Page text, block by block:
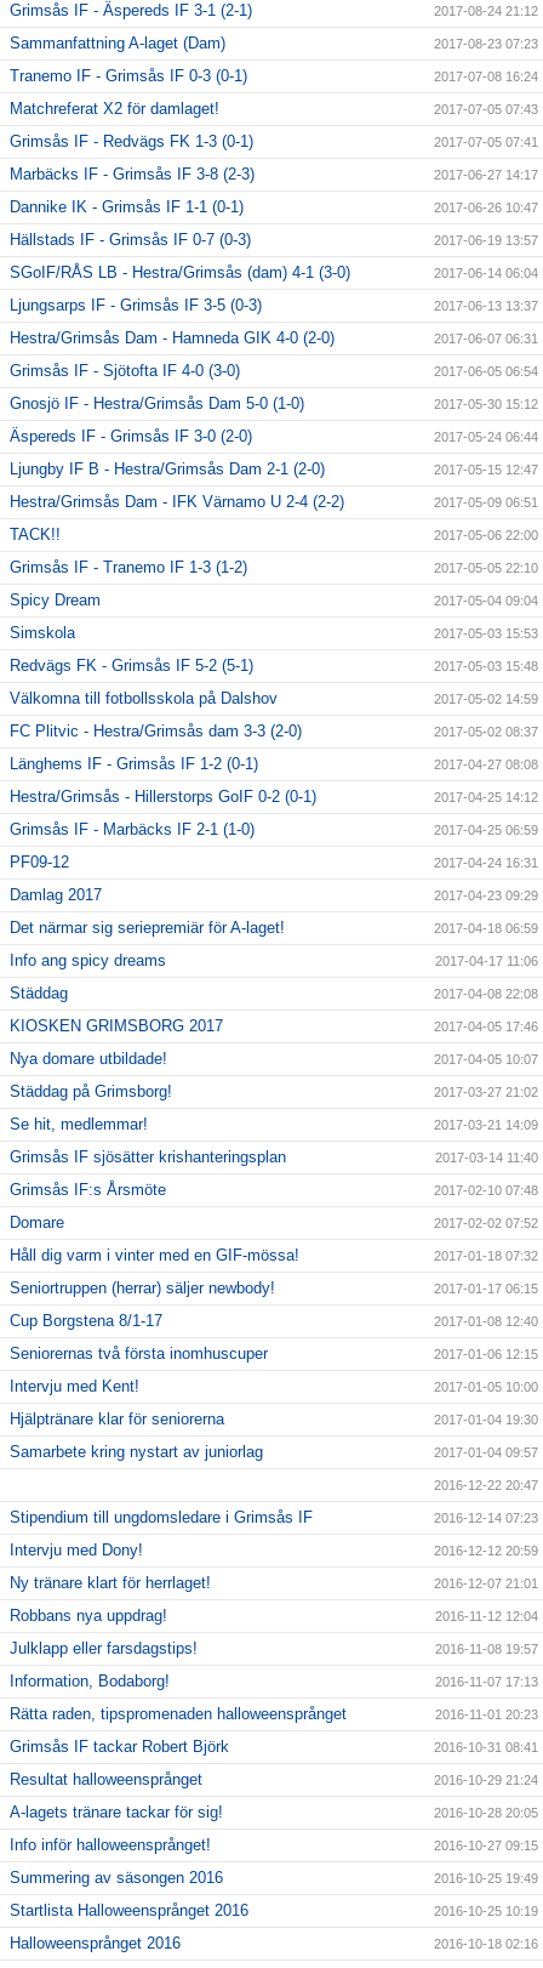
Grimsås IF - Äspereds IF 3-1 (2-1) 2017-08-24 21:12
Sammanfattning A-laget (Dam) 2017-08-23 07:23
Tranemo IF - Grimsås IF 0-3 (0-1) 2017-07-08 16:24
Matchreferat X2 för damlaget! 2017-07-05 07:43
Grimsås IF - Redvägs FK 1-3 (0-1) 2017-07-05 07:41
Marbäcks IF - Grimsås IF 3-8 (2-3) 2017-06-27 14:17
Dannike IK - Grimsås IF 1-1 (0-1) 2017-06-26 10:47
Hällstads IF - Grimsås IF 0-7 (0-3) 2017-06-19 13:57
SGoIF/RÅS LB - Hestra/Grimsås (dam) 4-1 (3-0) 2017-06-14 06:04
Ljungsarps IF - Grimsås IF 3-5 (0-3) 2017-06-13 13:37
Hestra/Grimsås Dam - Hamneda GIK 4-0 (2-0) 2017-06-07 06:31
Grimsås IF - Sjötofta IF 4-0 (3-0) 2017-06-05 06:54
Gnosjö IF - Hestra/Grimsås Dam 5-0 (1-0) 2017-05-30 15:12
Äspereds IF - Grimsås IF 3-0 (2-0) 2017-05-24 06:44
Ljungby IF B - Hestra/Grimsås Dam 2-1 (2-0) 2017-05-15 12:47
Hestra/Grimsås Dam - IFK Värnamo U 2-4 (2-2) 2017-05-09 06:51
TACK!! 2017-05-06 22:00
Grimsås IF - Tranemo IF 1-3 (1-2) 2017-05-05 22:10
Spicy Dream 2017-05-04 09:04
Simskola 2017-05-03 15:53
Redvägs FK - Grimsås IF 5-2 (5-1) 2017-05-03 15:48
Välkomna till fotbollsskola på Dalshov 2017-05-02 14:59
FC Plitvic - Hestra/Grimsås dam 3-3 (2-0) 2017-05-02 08:37
Länghems IF - Grimsås IF 1-2 (0-1) 2017-04-27 08:08
Hestra/Grimsås - Hillerstorps GoIF 0-2 (0-1) 2017-04-25 14:12
Grimsås IF - Marbäcks IF 2-1 (1-0) 2017-04-25 06:59
PF09-12 2017-04-24 16:31
Damlag 2017 2017-04-23 09:29
Det närmar sig seriepremiär för A-laget! 2017-04-18 06:59
Info ang spicy dreams 2017-04-17 11:06
Städdag 2017-04-08 22:08
KIOSKEN GRIMSBORG 2017 2017-04-05 17:46
Nya domare utbildade! 2017-04-05 10:07
Städdag på Grimsborg! 2017-03-27 21:02
Se hit, medlemmar! 2017-03-21 14:09
Grimsås IF sjösätter krishanteringsplan 2017-03-14 11:40
Grimsås IF:s Årsmöte 2017-02-10 07:48
Domare 2017-02-02 07:52
Håll dig varm i vinter med en GIF-mössa! 2017-01-18 07:32
Seniortruppen (herrar) säljer newbody! 2017-01-17 06:15
Cup Borgstena 8/1-17 2017-01-08 12:40
Seniorernas två första inomhuscuper 2017-01-06 12:15
Intervju med Kent! 2017-01-05 10:00
Hjälptränare klar för seniorerna 2017-01-04 19:30
Samarbete kring nystart av juniorlag 2017-01-04 09:57
2016-12-22 20:47
Stipendium till ungdomsledare i Grimsås IF 2016-12-14 07:23
Intervju med Dony! 2016-12-12 20:59
Ny tränare klart för herrlaget! 2016-12-07 21:01
Robbans nya uppdrag! 2016-11-12 12:04
Julklapp eller farsdagstips! 2016-11-08 19:57
Information, Bodaborg! 2016-11-07 17:13
Rätta raden, tipspromenaden halloweensprånget 2016-11-01 20:23
Grimsås IF tackar Robert Björk 2016-10-31 08:41
Resultat halloweensprånget 2016-10-29 21:24
A-lagets tränare tackar för sig! 2016-10-28 20:05
Info inför halloweensprånget! 2016-10-27 09:15
Summering av säsongen 2016 2016-10-25 19:49
Startlista Halloweensprånget 2016 2016-10-25 10:19
Halloweensprånget 2016 2016-10-18 02:16